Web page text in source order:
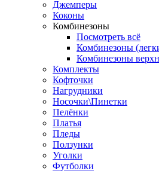
Джемперы
Коконы
Комбинезоны
Посмотреть всё
Комбинезоны
Комбинезоны
Комплекты
Кофточки
Нагрудники
Носочки\Пинетки
Пелёнки
Платья
Пледы
Ползунки
Уголки
Футболки